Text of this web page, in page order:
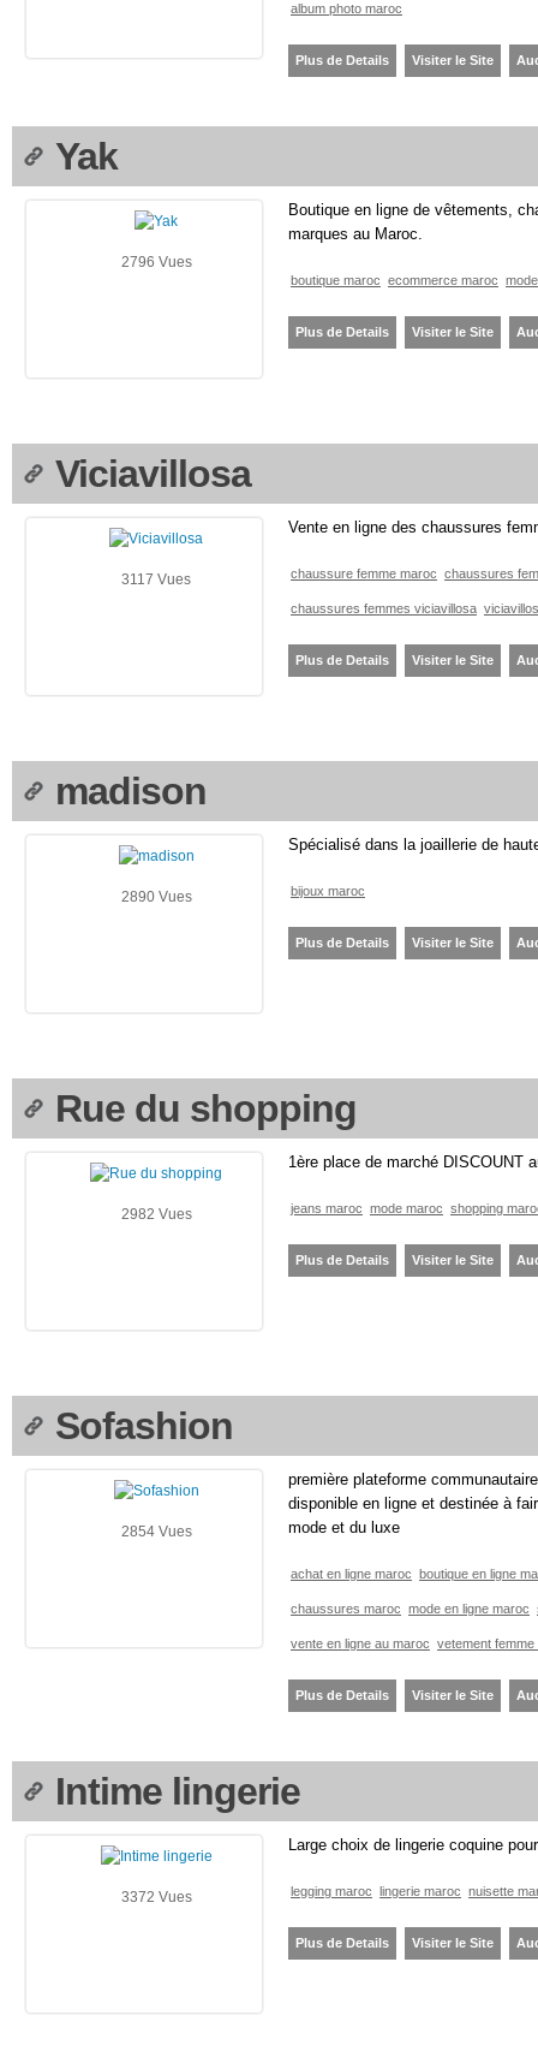
album photo maroc
Plus de Details Visiter le Site
Yak
2796 Vues
Boutique en ligne de vêtements,
marques au Maroc.
boutique maroc ecommerce maroc
Plus de Details Visiter le Site
Viciavillosa
3117 Vues
Vente en ligne des chaussures
chaussure femme maroc chaussures
chaussures femmes viciavillosa
Plus de Details Visiter le Site
madison
2890 Vues
Spécialisé dans la joaillerie de
bijoux maroc
Plus de Details Visiter le Site
Rue du shopping
2982 Vues
1ère place de marché DISCOUNT
jeans maroc mode maroc shopping
Plus de Details Visiter le Site
Sofashion
2854 Vues
première plateforme
disponible en ligne et destinée à
mode et du luxe
achat en ligne maroc boutique en ligne
chaussures maroc mode en ligne maroc
vente en ligne au maroc vetement femme
Plus de Details Visiter le Site
Intime lingerie
3372 Vues
Large choix de lingerie coquine
legging maroc lingerie maroc nuisette
Plus de Details Visiter le Site